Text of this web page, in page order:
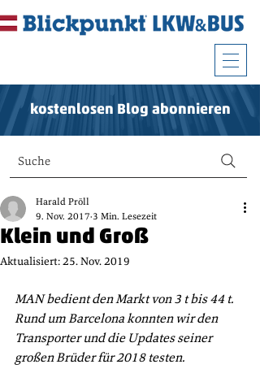
kostenlosen Blog abonnieren
Suche
Klein und Groß
Harald Pröll
9. Nov. 2017 3 Min. Lesezeit
Aktualisiert:25. Nov. 2019
MAN bedient den Markt von 3 t bis 44 t.
Rund um Barcelona konnten wir den
Transporter und die Updates seiner
großen Brüder für 2018 testen.